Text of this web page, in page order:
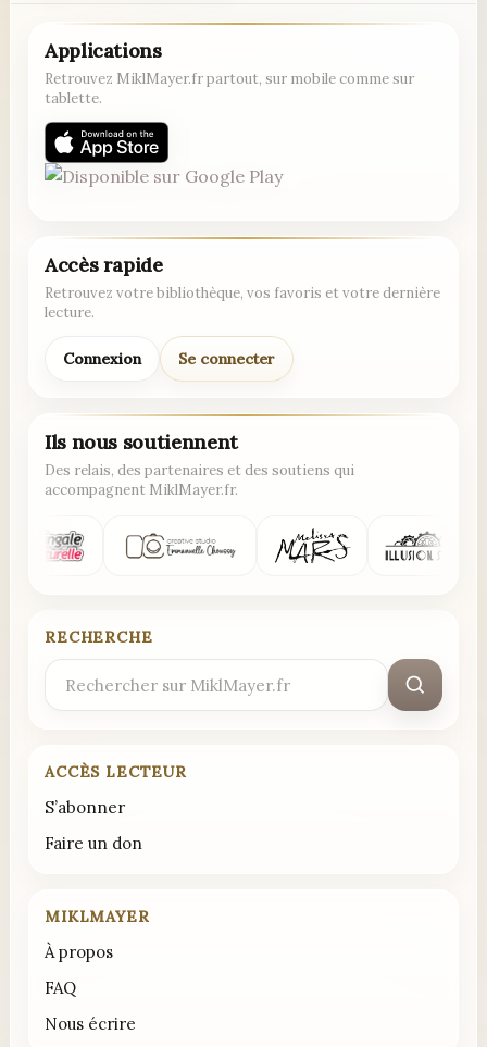
Applications
Retrouvez MiklMayer.fr partout, sur mobile comme sur
tablette.
Accès rapide
Retrouvez votre bibliothèque, vos favoris et votre dernière
lecture.
Connexion Se connecter
Ils nous soutiennent
Des relais, des partenaires et des soutiens qui
accompagnent MiklMayer.fr.
RECHERCHE
Rechercher
ACCÈS LECTEUR
S’abonner
Faire un don
MIKLMAYER
À propos
FAQ
Nous écrire